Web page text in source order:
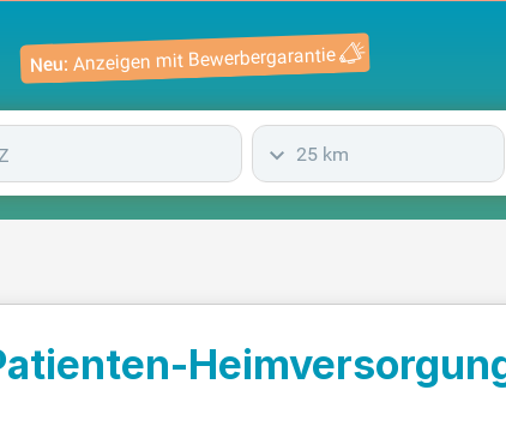
Neu: Anzeigen mit Bewerbergarantie
25 km